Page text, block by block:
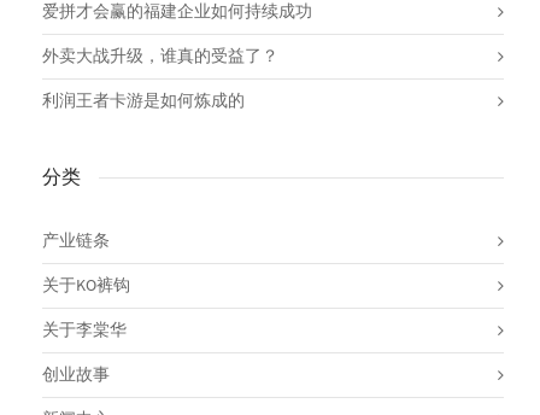
爱拼才会赢的福建企业如何持续成功
外卖大战升级，谁真的受益了？
利润王者卡游是如何炼成的
分类
产业链条
关于KO裤钩
关于李棠华
创业故事